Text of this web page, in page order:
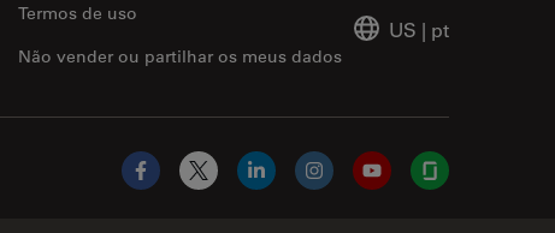
Não vender ou partilhar os meus dados
Termos de uso
US | pt
Facebook
X LinkedInInstagramYouTubeGlassdoor